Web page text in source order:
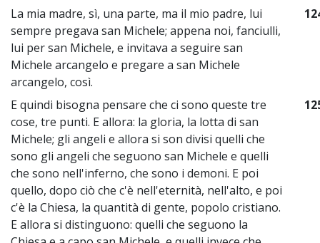
La mia madre, sì, una parte, ma il mio padre, lui
sempre pregava san Michele; appena noi, fanciulli,
lui per san Michele, e invitava a seguire san
Michele arcangelo e pregare a san Michele
arcangelo, così.
E quindi bisogna pensare che ci sono queste tre
cose, tre punti. E allora: la gloria, la lotta di san
Michele; gli angeli e allora si son divisi quelli che
sono gli angeli che seguono san Michele e quelli
che sono nell'inferno, che sono i demoni. E poi
quello, dopo ciò che c'è nell'eternità, nell'alto, e poi
c'è la Chiesa, la quantità di gente, popolo cristiano.
E allora si distinguono: quelli che seguono la